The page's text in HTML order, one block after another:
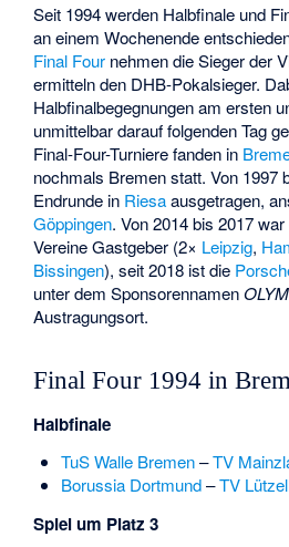
Seit 1994 werden Halbfinale und
an einem Wochenende
Final Four nehmen die Sieger der
ermitteln den DHB-Pokalsieger.
Halbfinalbegegnungen am ersten
unmittelbar darauf folgenden Tag
Final-Four-Turniere fanden in
nochmals Bremen statt. Von 1997
Endrunde in Riesaausgetragen,
Göppingen. Von 2014 bis 2017
Vereine Gastgeber (2× Leipzig,
Bissingen), seit 2018 ist die
unter dem Sponsorennamen
Austragungsort.
Final Four 1994 in
Halbfinale
TuS Walle Bremen–TV
Borussia Dortmund–TV
Spiel um Platz 3